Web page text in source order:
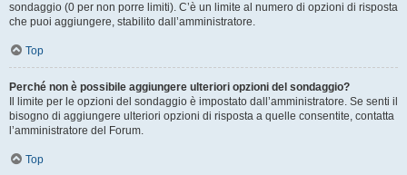
sondaggio (0 per non porre limiti). C’è un limite al numero di opzioni di risposta
che puoi aggiungere, stabilito dall’amministratore.
Top
Perché non è possibile aggiungere ulteriori opzioni del sondaggio?
Il limite per le opzioni del sondaggio è impostato dall’amministratore. Se senti il
bisogno di aggiungere ulteriori opzioni di risposta a quelle consentite, contatta
l’amministratore del Forum.
Top